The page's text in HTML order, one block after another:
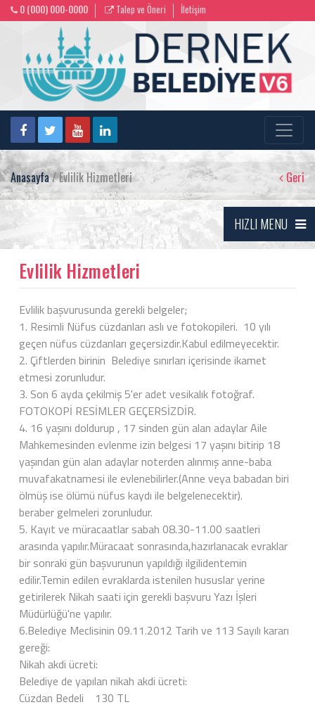
0 (000) 000-0000 Talep ve Öneri İletişim
Anasayfa/ Evlilik Hizmetleri Geri
HIZLI MENU
Evlilik Hizmetleri
Evlilik başvurusunda gerekli belgeler;
1. Resimli Nüfus cüzdanları aslı ve fotokopileri. 10 yılı
geçen nüfus cüzdanları geçersizdir.Kabul edilmeyecektir.
2. Çiftlerden birinin Belediye sınırları içerisinde ikamet
etmesi zorunludur.
3. Son 6 ayda çekilmiş 5'er adet vesikalık fotoğraf.
FOTOKOPİ RESİMLER GEÇERSİZDİR.
4. 16 yaşını doldurup , 17 sinden gün alan adaylar Aile
Mahkemesinden evlenme izin belgesi 17 yaşını bitirip 18
yaşından gün alan adaylar noterden alınmış anne-baba
muvafakatnamesi ile evlenebilirler.(Anne veya babadan biri
ölmüş ise ölümü nüfus kaydı ile belgelenecektir).
beraber gelmeleri zorunludur.
5. Kayıt ve müracaatlar sabah 08.30-11.00 saatleri
arasında yapılır.Müracaat sonrasında,hazırlanacak evraklar
bir sonraki gün başvurunun yapıldığı ilgilidentemin
edilir.Temin edilen evraklarda istenilen hususlar yerine
getirilerek Nikah saati için gerekli başvuru Yazı İşleri
Müdürlüğü'ne yapılır.
6.Belediye Meclisinin 09.11.2012 Tarih ve 113 Sayılı kararı
gereği:
Nikah akdi ücreti:
Belediye de yapılan nikah akdi ücreti:
Cüzdan Bedeli 130 TL